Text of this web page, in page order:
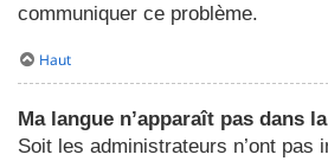
communiquer ce problème.
Haut
Ma langue n’apparaît pas dans
Soit les administrateurs n’ont pas